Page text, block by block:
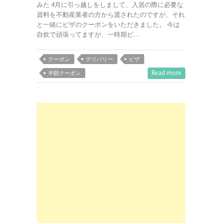
みた 4月に引っ越しをしまして、入居の際に必要な
資料を不動産業者の方から渡されたのですが、それ
と一緒にピザのクーポンをいただきました。 今は
自炊で頑張ってますが、一時期ピ…
クーポン デリバリー
ピザ
半額クーポン
Read more